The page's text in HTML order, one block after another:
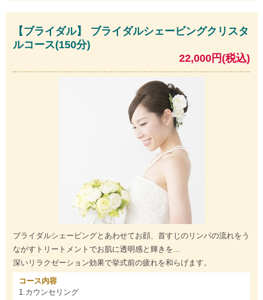
【ブライダル】 ブライダルシェービングクリスタ
ルコース(150分)
22,000円(税込)
ブライダルシェービングとあわせてお顔、首すじのリンパの流れをう
ながすトリートメントでお肌に透明感と輝きを…
深いリラクゼーション効果で挙式前の疲れを和らげます。
コース内容
1.カウンセリング